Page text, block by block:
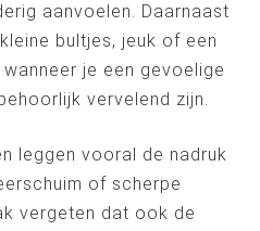
aanvoelen. Daarnaast
bultjes, jeuk of een
je een gevoelige
vervelend zijn.
leggen vooral de nadruk
of scherpe
vergeten dat ook de